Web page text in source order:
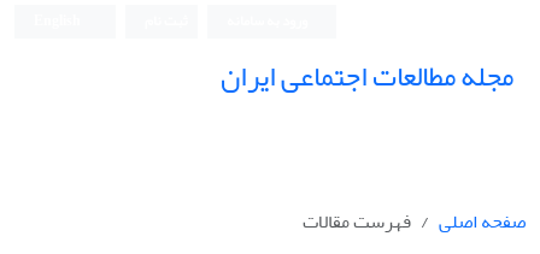
مجله مطالعات اجتماعی ایران
صفحه اصلی
فهرست مقالات